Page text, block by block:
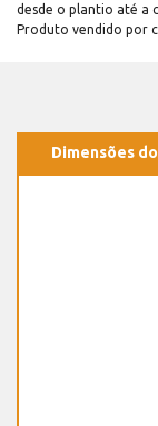
desde o plantio até a
Produto vendido por
Dimensões